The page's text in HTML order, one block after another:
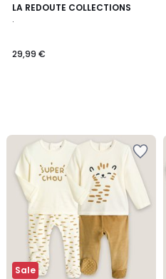
LA REDOUTE COLLECTIONS
.
29,99 €
Sale